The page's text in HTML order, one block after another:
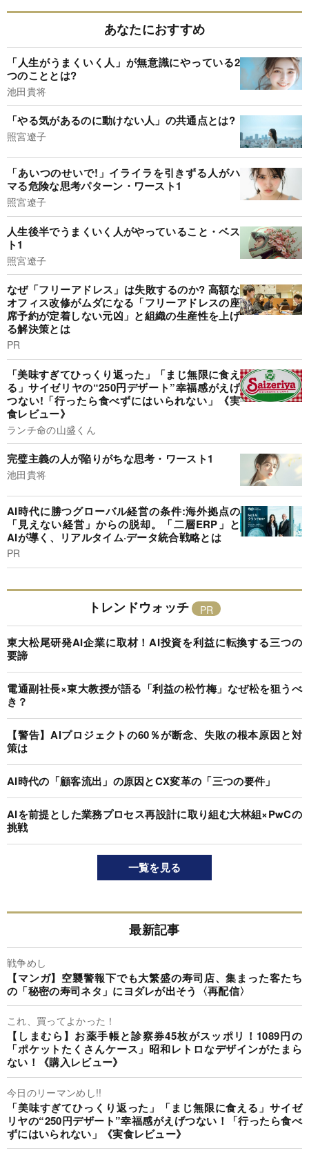
あなたにおすすめ
「人生がうまくいく人」が無意識にやっている2
つのこととは?
池田貴将
「やる気があるのに動けない人」の共通点とは?
照宮遼子
「あいつのせいで!」イライラを引きずる人がハ
マる危険な思考パターン・ワースト1
照宮遼子
人生後半でうまくいく人がやっていること・ベス
ト1
照宮遼子
なぜ「フリーアドレス」は失敗するのか? 高額な
オフィス改修がムダになる「フリーアドレスの座
席予約が定着しない元凶」と組織の生産性を上げ
る解決策とは
PR
「美味すぎてひっくり返った」「まじ無限に食え
る」サイゼリヤの“250円デザート”幸福感がえげ
つない!「行ったら食べずにはいられない」《実
食レビュー》
ランチ命の山盛くん
完璧主義の人が陥りがちな思考・ワースト1
池田貴将
AI時代に勝つグローバル経営の条件:海外拠点の
「見えない経営」からの脱却。「二層ERP」と
AIが導く、リアルタイム·データ統合戦略とは
PR
トレンドウォッチ
東大松尾研発AI企業に取材！AI投資を利益に転換する三つの
要諦
電通副社長×東大教授が語る「利益の松竹梅」なぜ松を狙うべ
き？
【警告】AIプロジェクトの60％が断念、失敗の根本原因と対
策は
AI時代の「顧客流出」の原因とCX変革の「三つの要件」
AIを前提とした業務プロセス再設計に取り組む大林組×PwCの
挑戦
一覧を見る
最新記事
戦争めし
【マンガ】空襲警報下でも大繁盛の寿司店、集まった客たち
の「秘密の寿司ネタ」にヨダレが出そう〈再配信〉
これ、買ってよかった！
【しまむら】お薬手帳と診察券45枚がスッポリ！1089円の
「ポケットたくさんケース」昭和レトロなデザインがたまら
ない！《購入レビュー》
今日のリーマンめし!!
「美味すぎてひっくり返った」「まじ無限に食える」サイゼ
リヤの“250円デザート”幸福感がえげつない！「行ったら食べ
ずにはいられない」《実食レビュー》